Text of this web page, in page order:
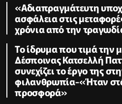
«Αδιαπραγμάτευτη
ασφάλεια στις
χρόνια από την
Το ίδρυμα που τιμά την
Δέσποινας Κατσελλή
συνεχίζει το έργο της
φιλανθρωπία-«Ήταν
προσφορά»